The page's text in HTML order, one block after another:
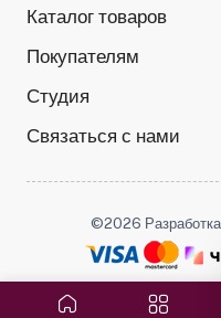
Каталог товаров
Покупателям
Студия
Связаться с нами
©2026 Разработка